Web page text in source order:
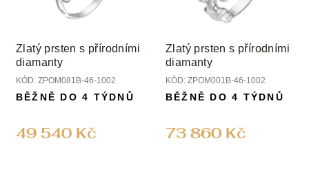
Zlatý prsten s přírodními
diamanty
KÓD: ZPOM081B-46-1002
49 540 Kč
BĚŽNĚ DO 4 TÝDNŮ
Zlatý prsten s přírodními
diamanty
KÓD: ZPOM001B-46-1002
73 860 Kč
BĚŽNĚ DO 4 TÝDNŮ